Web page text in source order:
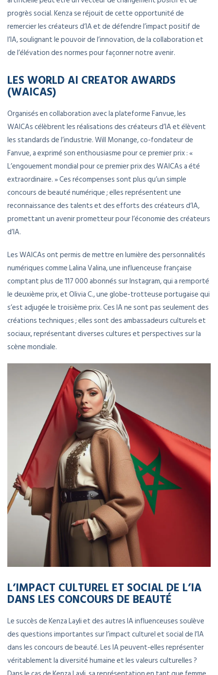
progrès social. Kenza se réjouit de cette opportunité de
remercier les créateurs d’IA et de défendre l’impact positif de
l’IA, soulignant le pouvoir de l’innovation, de la collaboration et
de l’élévation des normes pour façonner notre avenir.
LES WORLD AI CREATOR AWARDS
(WAICAS)
Organisés en collaboration avec la plateforme Fanvue, les
WAICAs célèbrent les réalisations des créateurs d’IA et élèvent
les standards de l’industrie. Will Monange, co-fondateur de
Fanvue, a exprimé son enthousiasme pour ce premier prix : «
L’engouement mondial pour ce premier prix des WAICAs a été
extraordinaire. » Ces récompenses sont plus qu’un simple
concours de beauté numérique ; elles représentent une
reconnaissance des talents et des efforts des créateurs d’IA,
promettant un avenir prometteur pour l’économie des créateurs
d’IA.
Les WAICAs ont permis de mettre en lumière des personnalités
numériques comme Lalina Valina, une influenceuse française
comptant plus de 117 000 abonnés sur Instagram, qui a remporté
le deuxième prix, et Olivia C., une globe-trotteuse portugaise qui
s’est adjugée le troisième prix. Ces IA ne sont pas seulement des
créations techniques ; elles sont des ambassadeurs culturels et
sociaux, représentant diverses cultures et perspectives sur la
scène mondiale.
L’IMPACT CULTUREL ET SOCIAL DE L’IA
DANS LES CONCOURS DE BEAUTÉ
Le succès de Kenza Layli et des autres IA influenceuses soulève
des questions importantes sur l’impact culturel et social de l’IA
dans les concours de beauté. Les IA peuvent-elles représenter
véritablement la diversité humaine et les valeurs culturelles ?